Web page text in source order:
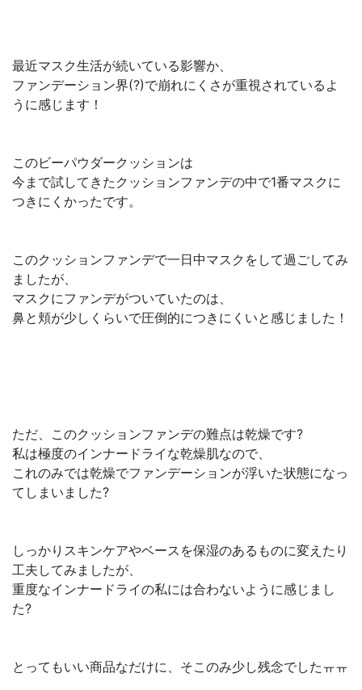
最近マスク生活が続いている影響か、
ファンデーション界(?)で崩れにくさが重視されているよ
うに感じます！
このビーパウダークッションは
今まで試してきたクッションファンデの中で1番マスクに
つきにくかったです。
このクッションファンデで一日中マスクをして過ごしてみ
ましたが、
マスクにファンデがついていたのは、
鼻と頬が少しくらいで圧倒的につきにくいと感じました！
ただ、このクッションファンデの難点は乾燥です?
私は極度のインナードライな乾燥肌なので、
これのみでは乾燥でファンデーションが浮いた状態になっ
てしまいました?
しっかりスキンケアやベースを保湿のあるものに変えたり
工夫してみましたが、
重度なインナードライの私には合わないように感じまし
た?
とってもいい商品なだけに、そこのみ少し残念でしたㅠㅠ